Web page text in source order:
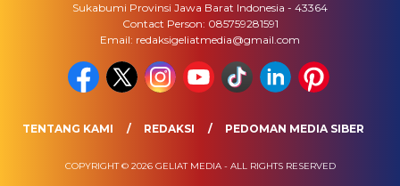
Sukabumi Provinsi Jawa Barat Indonesia - 43364
Contact Person: 085759281591
Email: redaksigeliatmedia@gmail.com
TENTANG KAMI REDAKSI PEDOMAN MEDIA SIBER
COPYRIGHT © 2026 GELIAT MEDIA - ALL RIGHTS RESERVED